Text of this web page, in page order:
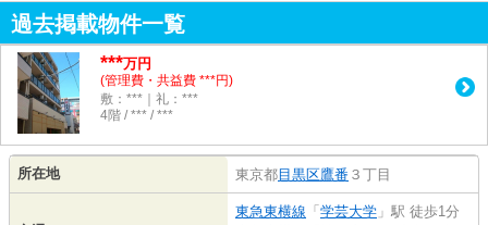
過去掲載物件一覧
***万円
(管理費・共益費 ***円)
敷：***｜礼：***
4階 / *** / ***
所在地 東京都目黒区鷹番 ３丁目
東急東横線 「 学芸大学 」駅 徒歩1分